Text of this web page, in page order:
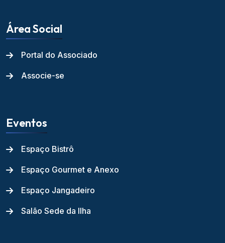
Área Social
Portal do Associado
Associe-se
Eventos
Espaço Bistrô
Espaço Gourmet e Anexo
Espaço Jangadeiro
Salão Sede da Ilha